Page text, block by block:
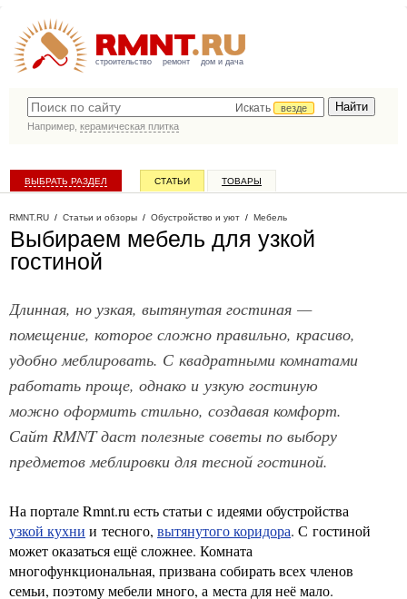
строительство ремонт дом и дача
Искать
везде
Например, керамическая плитка
ВЫБРАТЬ РАЗДЕЛ СТАТЬИ ТОВАРЫ
RMNT.RU / Статьи и обзоры / Обустройство и уют / Мебель
Выбираем мебель для узкой
гостиной
Длинная, но узкая, вытянутая гостиная —
помещение, которое сложно правильно, красиво,
удобно меблировать. С квадратными комнатами
работать проще, однако и узкую гостиную
можно оформить стильно, создавая комфорт.
Сайт RMNT даст полезные советы по выбору
предметов меблировки для тесной гостиной.
На портале Rmnt.ru есть статьи с идеями обустройства
узкой кухни и тесного, вытянутого коридора. С гостиной
может оказаться ещё сложнее. Комната
многофункциональная, призвана собирать всех членов
семьи, поэтому мебели много, а места для неё мало.